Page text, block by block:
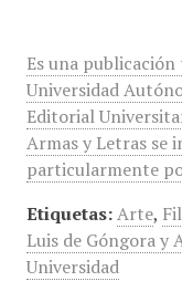
Es una
Universidad
Editorial
Armas y Letras se
particularmente
Etiquetas: Arte,
Luis de Góngora y
Universidad